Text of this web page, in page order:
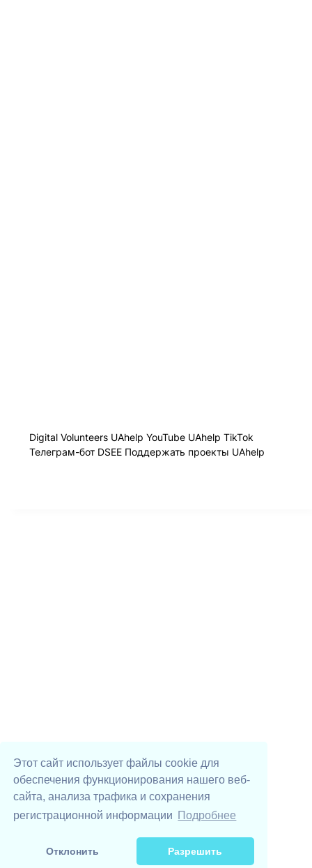
Этот сайт использует файлы cookie для
обеспечения функционирования нашего веб-
сайта, анализа трафика и сохранения
регистрационной информации
Подробнее
Отклонить Разрешить
Digital Volunteers UAhelp YouTube UAhelp TikTok
Телеграм-бот DSEE Поддержать проекты UAhelp